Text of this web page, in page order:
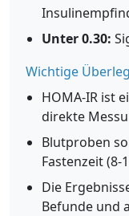
Unter 0.30:
Wichtige
HOMA-IR ist
direkte
Blutproben
Fastenzeit
Die
Befunde und